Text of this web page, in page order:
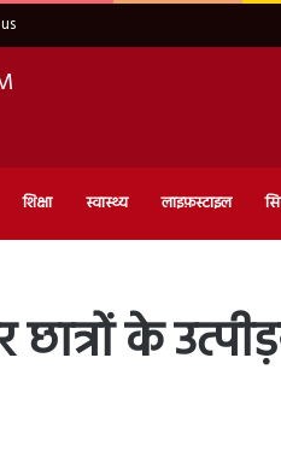
शिक्षा स्वास्थ्य लाइफ़स्टाइल
के